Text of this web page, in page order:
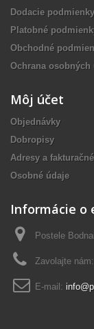
Dodacie podmienky
Platobné
Obchodné
Ochrana osobných
Môj účet
Objednávky
Dobropisy
Adresy a
Osobné údaje
Informácie o
Postele
Zavolajte nám:
E-mail: